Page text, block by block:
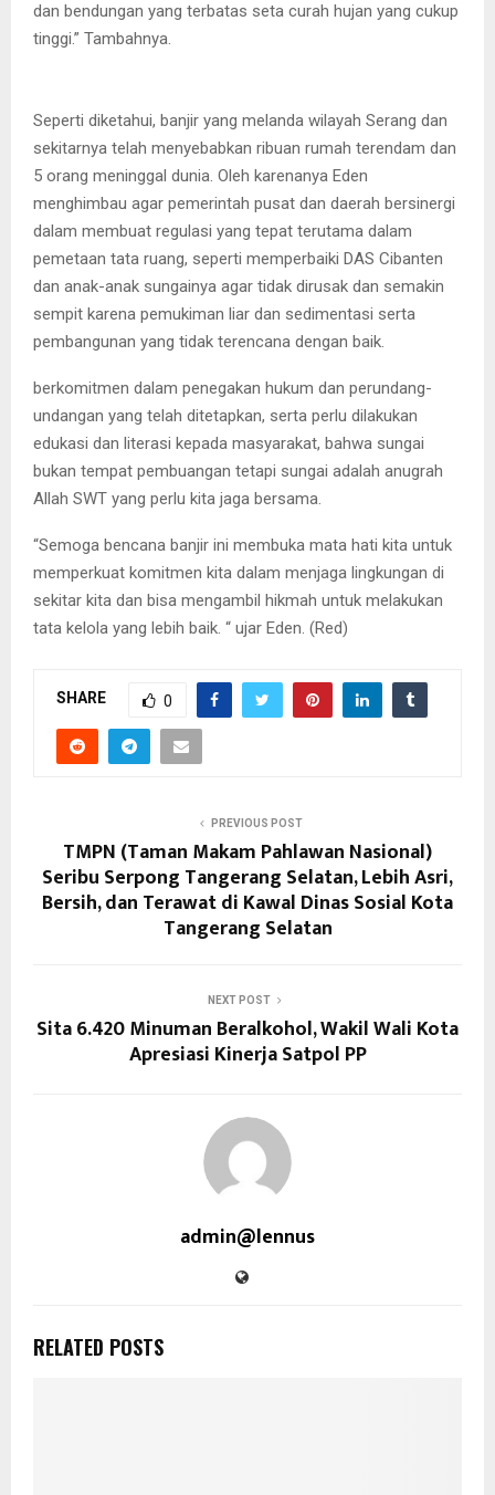
dan bendungan yang terbatas seta curah hujan yang cukup
tinggi.” Tambahnya.
Seperti diketahui, banjir yang melanda wilayah Serang dan
sekitarnya telah menyebabkan ribuan rumah terendam dan
5 orang meninggal dunia. Oleh karenanya Eden
menghimbau agar pemerintah pusat dan daerah bersinergi
dalam membuat regulasi yang tepat terutama dalam
pemetaan tata ruang, seperti memperbaiki DAS Cibanten
dan anak-anak sungainya agar tidak dirusak dan semakin
sempit karena pemukiman liar dan sedimentasi serta
pembangunan yang tidak terencana dengan baik.
berkomitmen dalam penegakan hukum dan perundang-
undangan yang telah ditetapkan, serta perlu dilakukan
edukasi dan literasi kepada masyarakat, bahwa sungai
bukan tempat pembuangan tetapi sungai adalah anugrah
Allah SWT yang perlu kita jaga bersama.
“Semoga bencana banjir ini membuka mata hati kita untuk
memperkuat komitmen kita dalam menjaga lingkungan di
sekitar kita dan bisa mengambil hikmah untuk melakukan
tata kelola yang lebih baik. “ ujar Eden. (Red)
SHARE 0
PREVIOUS POST
TMPN (Taman Makam Pahlawan Nasional)
Seribu Serpong Tangerang Selatan, Lebih Asri,
Bersih, dan Terawat di Kawal Dinas Sosial Kota
Tangerang Selatan
NEXT POST
Sita 6.420 Minuman Beralkohol, Wakil Wali Kota
Apresiasi Kinerja Satpol PP
admin@lennus
RELATED POSTS